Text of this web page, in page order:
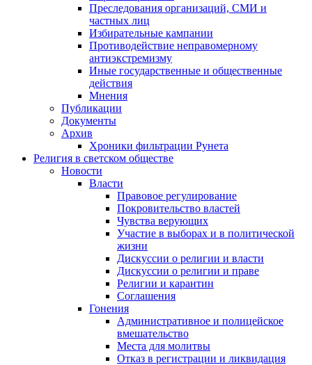
Преследования организаций, СМИ и
частных лиц
Избирательные кампании
Противодействие неправомерному
антиэкстремизму
Иные государственные и общественные
действия
Мнения
Публикации
Документы
Архив
Хроники фильтрации Рунета
Религия в светском обществе
Новости
Власти
Правовое регулирование
Покровительство властей
Чувства верующих
Участие в выборах и в политической
жизни
Дискуссии о религии и власти
Дискуссии о религии и праве
Религии и карантин
Соглашения
Гонения
Административное и полицейское
вмешательство
Места для молитвы
Отказ в регистрации и ликвидация